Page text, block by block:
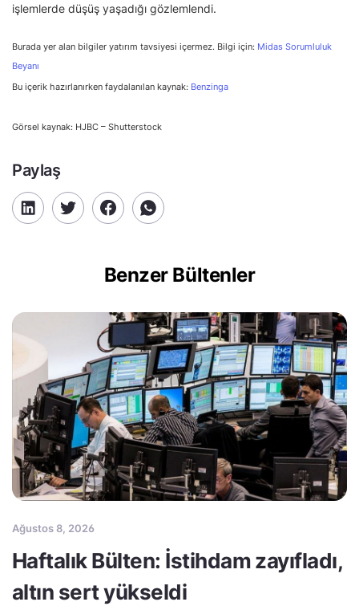
işlemlerde düşüş yaşadığı gözlemlendi.
Burada yer alan bilgiler yatırım tavsiyesi içermez. Bilgi için: Midas Sorumluluk
Beyanı
Bu içerik hazırlanırken faydalanılan kaynak: Benzinga
Görsel kaynak: HJBC – Shutterstock
Paylaş
Benzer Bültenler
Ağustos 8, 2026
Haftalık Bülten: İstihdam zayıfladı,
altın sert yükseldi